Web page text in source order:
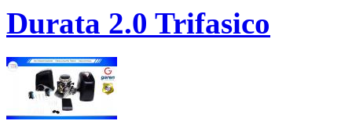
Durata 2.0 Trifasico